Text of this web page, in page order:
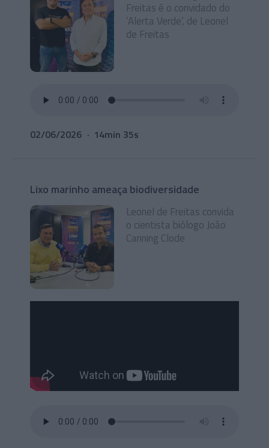
Freitas é o convidado do
‘Alerta Verde’, de Leonel
de Freitas
02/06/2026 14min 35s
Lixo marinho ameaça biodiversidade
Leonel de Freitas convida
o cientista biólogo João
Canning Clode